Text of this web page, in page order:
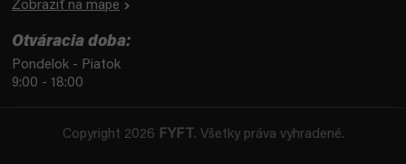
Zobraziť na mape
Otváracia doba:
Pondelok - Piatok
9:00 - 18:00
Copyright 2026 FYFT . Všetky práva vyhradené.